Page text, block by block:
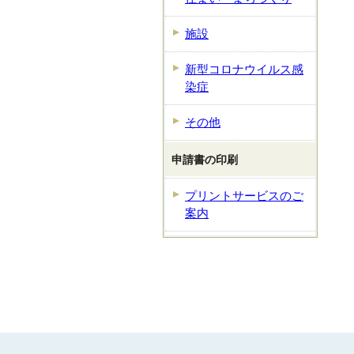
施設
新型コロナウイルス感
染症
その他
申請書の印刷
プリントサービスのご
案内